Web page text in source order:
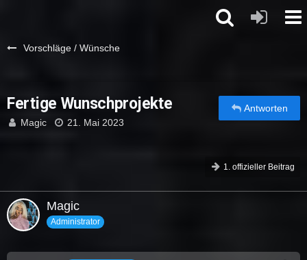
Vorschläge / Wünsche
Fertige Wunschprojekte
Magic 21. Mai 2023
Antworten
1. offizieller Beitrag
Magic
Administrator